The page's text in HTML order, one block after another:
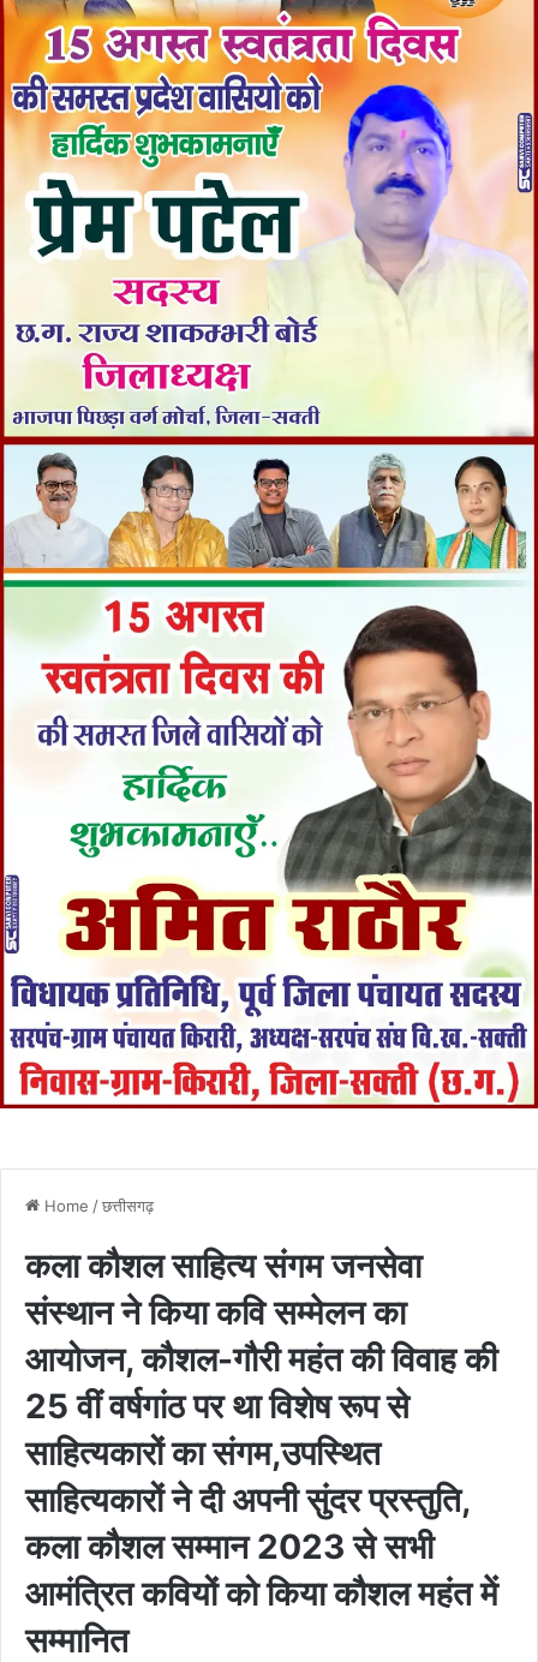
Home /छत्तीसगढ़
कला कौशल साहित्य संगम जनसेवा
संस्थान ने किया कवि सम्मेलन का
आयोजन, कौशल-गौरी महंत की विवाह की
25 वीं वर्षगांठ पर था विशेष रूप से
साहित्यकारों का संगम,उपस्थित
साहित्यकारों ने दी अपनी सुंदर प्रस्तुति,
कला कौशल सम्मान 2023 से सभी
आमंत्रित कवियों को किया कौशल महंत में
सम्मानित